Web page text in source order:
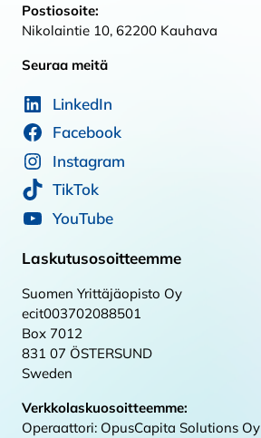
Postiosoite:
Nikolaintie 10, 62200 Kauhava
Seuraa meitä
LinkedIn
Facebook
Instagram
TikTok
YouTube
Laskutusosoitteemme
Suomen Yrittäjäopisto Oy
ecit003702088501
Box 7012
831 07 ÖSTERSUND
Sweden
Verkkolaskuosoitteemme:
Operaattori: OpusCapita Solutions Oy